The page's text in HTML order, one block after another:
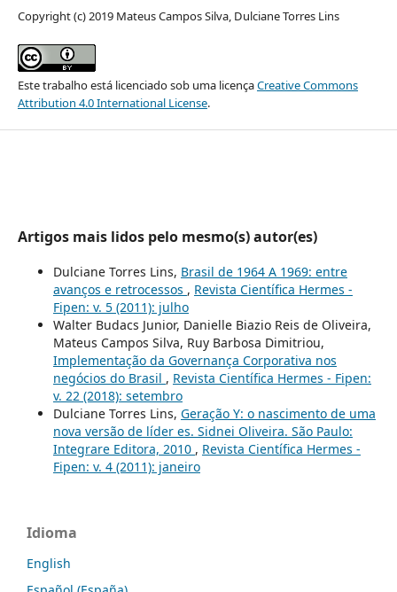
Copyright (c) 2019 Mateus Campos Silva, Dulciane Torres Lins
Este trabalho está licenciado sob uma licençaCreative Commons
Attribution 4.0 International License.
Artigos mais lidos pelo mesmo(s) autor(es)
Dulciane Torres Lins, Brasil de 1964 A 1969: entre
avanços e retrocessos , Revista Científica Hermes -
Fipen: v. 5 (2011): julho
Walter Budacs Junior, Danielle Biazio Reis de Oliveira,
Mateus Campos Silva, Ruy Barbosa Dimitriou,
Implementação da Governança Corporativa nos
negócios do Brasil , Revista Científica Hermes - Fipen:
v. 22 (2018): setembro
Dulciane Torres Lins, Geração Y: o nascimento de uma
nova versão de líder es. Sidnei Oliveira. São Paulo:
Integrare Editora, 2010 , Revista Científica Hermes -
Fipen: v. 4 (2011): janeiro
Idioma
English